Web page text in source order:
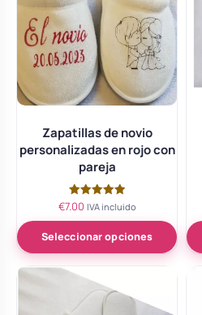
Zapatillas de novio
personalizadas en rojo con
pareja
Valorado
5.00
de 5
€7.00 IVA incluido
Seleccionar opciones